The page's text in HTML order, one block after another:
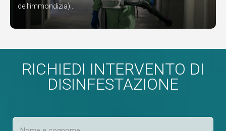
dell’immondizia)...
RICHIEDI INTERVENTO DI
DISINFESTAZIONE